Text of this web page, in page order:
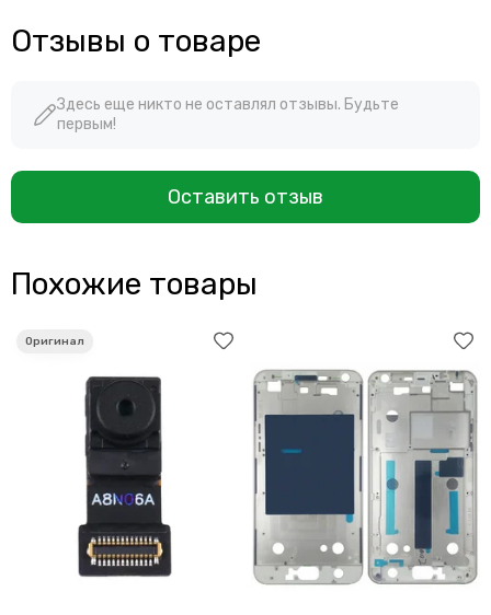
Отзывы о товаре
Здесь еще никто не оставлял отзывы. Будьте
первым!
Оставить отзыв
Похожие товары